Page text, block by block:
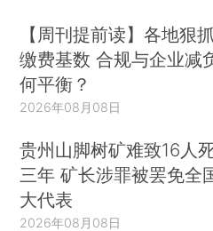
【周刊提前读】各地狠
缴费基数 合规与企业减
何平衡？
2026年08月08日
贵州山脚树矿难致16人
三年 矿长涉罪被罢免全
大代表
2026年08月08日